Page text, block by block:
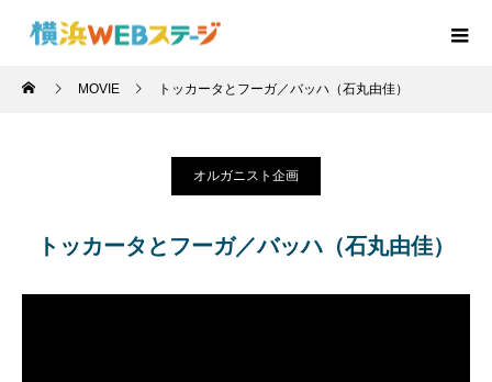
MOVIE トッカータとフーガ／バッハ（石丸由佳）
オルガニスト企画
トッカータとフーガ／バッハ（石丸由佳）